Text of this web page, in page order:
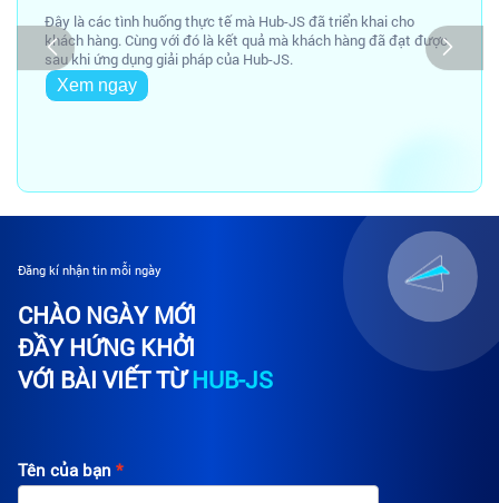
Đây là các tình huống thực tế mà Hub-JS đã triển khai cho
khách hàng. Cùng với đó là kết quả mà khách hàng đã đạt được
sau khi ứng dụng giải pháp của Hub-JS.
Xem ngay
Đăng kí nhận tin mỗi ngày
CHÀO NGÀY MỚI
ĐẦY HỨNG KHỞI
VỚI BÀI VIẾT TỪHUB-JS
Tên của bạn